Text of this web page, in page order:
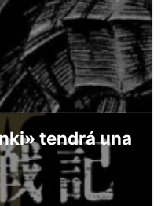
tendrá una